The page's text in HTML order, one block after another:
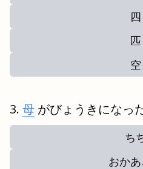
四
匹
空
母 がびょうきになった
ち
おか